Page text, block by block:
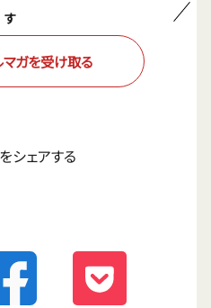
す
マガを受け取る
シェアする